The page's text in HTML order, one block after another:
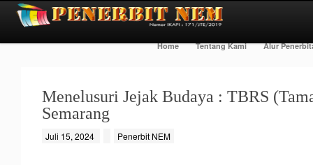
Home Tentang Kami Alur
Menelusuri Jejak Budaya : TBRS
Semarang
Juli 15, 2024 Penerbit NEM